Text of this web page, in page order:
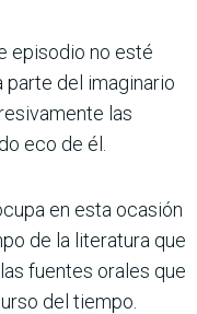
episodio no esté
parte del imaginario
las
eco de él.
en esta ocasión
de la literatura que
fuentes orales que
del tiempo.